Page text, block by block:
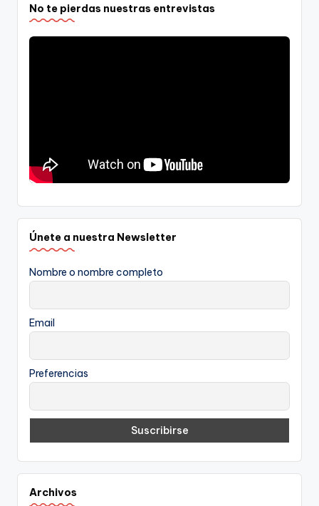
No te pierdas nuestras entrevistas
Únete a nuestra Newsletter
Nombre o nombre completo
Email
Preferencias
Archivos